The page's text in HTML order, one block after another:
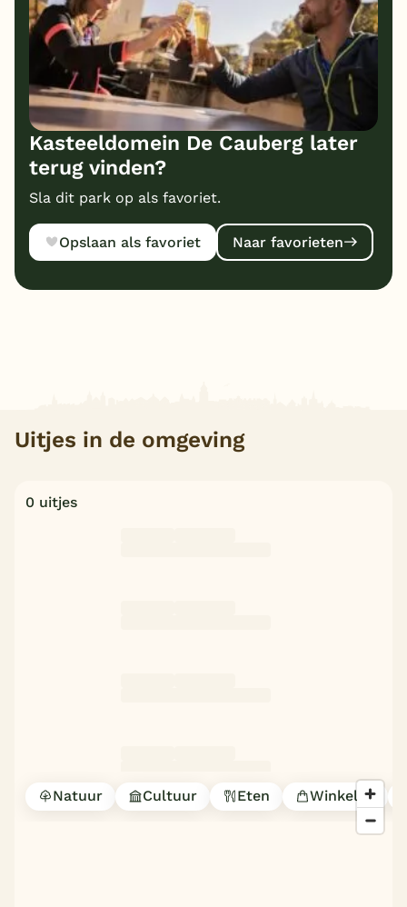
Kasteeldomein De Cauberg later
terug vinden?
Sla dit park op als favoriet.
Opslaan als favoriet Naar favorieten
Uitjes in de omgeving
0 uitjes
Natuur Cultuur Eten Winkelen